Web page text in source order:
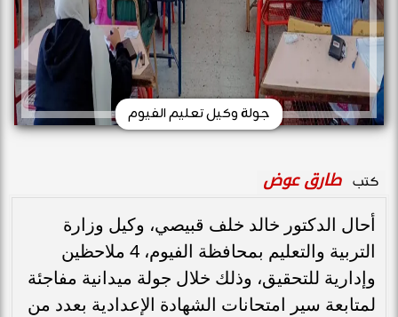
جولة وكيل تعليم الفيوم
كتب طارق عوض
أحال الدكتور خالد خلف قبيصي، وكيل وزارة
التربية والتعليم بمحافظة الفيوم، 4 ملاحظين
وإدارية للتحقيق، وذلك خلال جولة ميدانية مفاجئة
لمتابعة سير امتحانات الشهادة الإعدادية بعدد من